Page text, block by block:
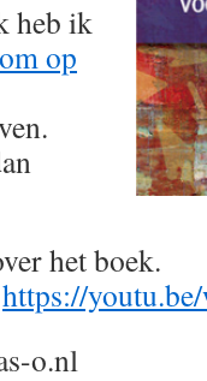
heb ik
op
het boek.
https://
o.nl